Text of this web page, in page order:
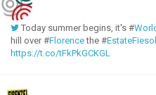
Today summer begins, it's #
hill over #Florencethe #
https://t.co/tFkPkGCKGL